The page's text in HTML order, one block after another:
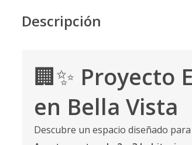
Descripción
🏢✨ Proyecto
en Bella Vista
Descubre un espacio diseñado